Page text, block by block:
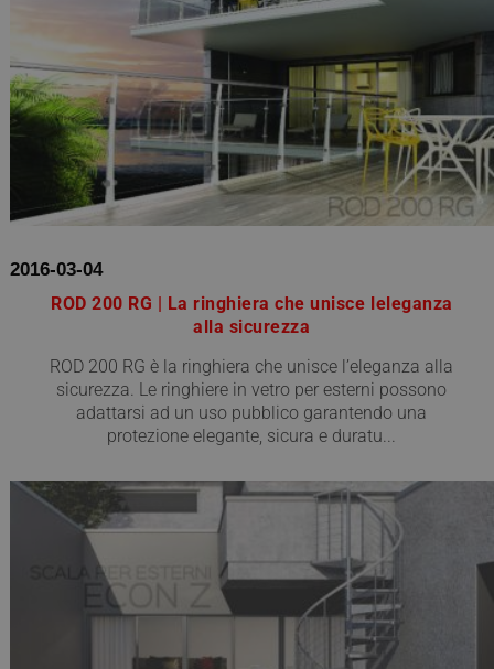
2016-03-04
ROD 200 RG | La ringhiera che unisce leleganza
alla sicurezza
ROD 200 RG è la ringhiera che unisce l’eleganza alla
sicurezza. Le ringhiere in vetro per esterni possono
adattarsi ad un uso pubblico garantendo una
protezione elegante, sicura e duratu...